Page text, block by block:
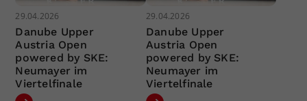
29.04.2026
Danube Upper
Austria Open
powered by SKE:
Neumayer im
Viertelfinale
29.04.2026
Danube Upper
Austria Open
powered by SKE:
Neumayer im
Viertelfinale